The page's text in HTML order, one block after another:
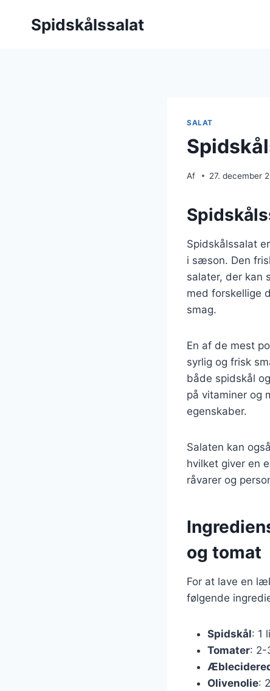
Spidskålssalat
SALAT
Af 27. december
Spidskålssalat
i sæson. Den
salater, der kan
med forskellige
smag.
En af de mest
syrlig og frisk
både spidskål
på vitaminer og
egenskaber.
Salaten kan
hvilket giver en
råvarer og
og tomat
For at lave en
følgende
Spidskål: 1
Tomater: 2-
Olivenolie: